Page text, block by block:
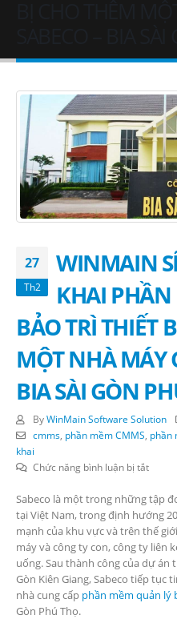
27
Th2
WINMAIN
KHAI
BẢO TRÌ THIẾT
MỘT NHÀ MÁY
BIA SÀI GÒN
By WinMain Software Solution
cmms, phần mềm CMMS phần
khai
Chức năng bình luận bị tắtở
SẼ
TIẾP
TỤC
TRIỂN
KHAI
PHẦN
MỀM
Sabeco là một trong những tập
tại Việt Nam, trong định hướng
mạnh của khu vực và trên thế
máy và công ty con, công ty liên
uống. Sau thành công của dự án
Gòn Kiên Giang, Sabeco tiếp tục
nhà cung cấp phần mềm quản lý
Gòn Phú Thọ.